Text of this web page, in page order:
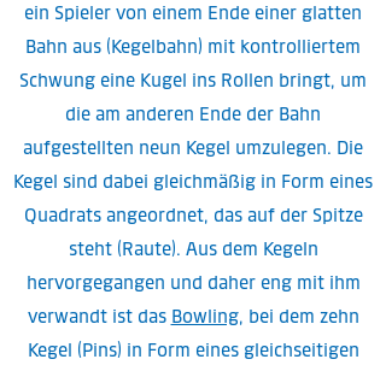
ein Spieler von einem Ende einer glatten
Bahn aus (Kegelbahn) mit kontrolliertem
Schwung eine Kugel ins Rollen bringt, um
die am anderen Ende der Bahn
aufgestellten neun Kegel umzulegen. Die
Kegel sind dabei gleichmäßig in Form eines
Quadrats angeordnet, das auf der Spitze
steht (Raute). Aus dem Kegeln
hervorgegangen und daher eng mit ihm
verwandt ist das Bowling, bei dem zehn
Kegel (Pins) in Form eines gleichseitigen